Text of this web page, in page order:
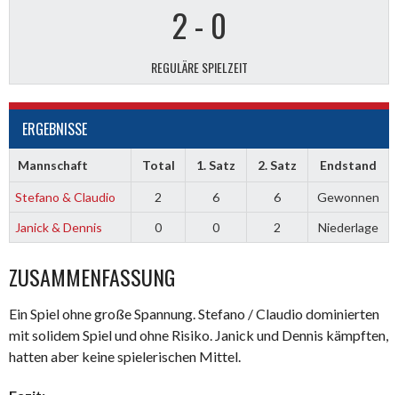
2- 0
REGULÄRE SPIELZEIT
ERGEBNISSE
Mannschaft Total 1. Satz 2. Satz Endstand
Stefano & Claudio 2 6 6
Gewonnen
Janick & Dennis
0 0 2 Niederlage
ZUSAMMENFASSUNG
Ein Spiel ohne große Spannung. Stefano / Claudio dominierten
mit solidem Spiel und ohne Risiko. Janick und Dennis kämpften,
hatten aber keine spielerischen Mittel.